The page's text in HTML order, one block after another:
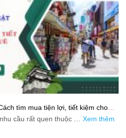
tìm mua tiện lợi, tiết kiệm cho
cầu rất quen thuộc … Xem thêm